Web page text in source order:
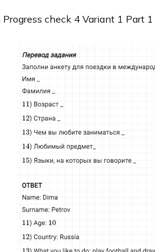
check 4 Variant 1 Part 1